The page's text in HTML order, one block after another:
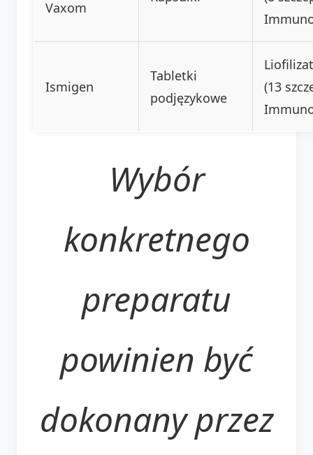
Vaxom
Ismigen
Tabletki
podjęzykowe
(13
Wybór
konkretnego
preparatu
powinien być
dokonany przez